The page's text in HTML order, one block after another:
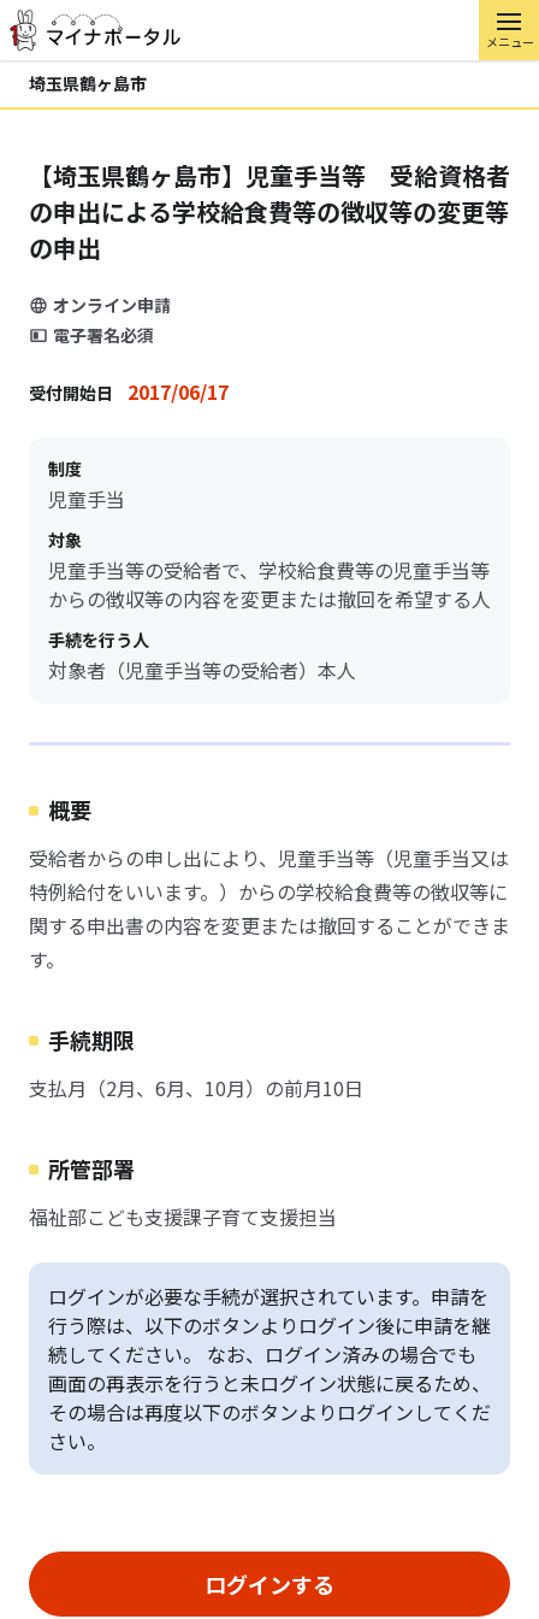
メニュー
埼玉県鶴ヶ島市
【埼玉県鶴ヶ島市】児童手当等 受給資格者
の申出による学校給食費等の徴収等の変更等
の申出
オンライン申請
電子署名必須
受付開始日 2017/06/17
制度
児童手当
対象
児童手当等の受給者で、学校給食費等の児童手当等
からの徴収等の内容を変更または撤回を希望する人
手続を行う人
対象者（児童手当等の受給者）本人
概要
受給者からの申し出により、児童手当等（児童手当又は
特例給付をいいます。）からの学校給食費等の徴収等に
関する申出書の内容を変更または撤回することができま
す。
手続期限
支払月（2月、6月、10月）の前月10日
所管部署
福祉部こども支援課子育て支援担当
ログインが必要な手続が選択されています。申請を
行う際は、以下のボタンよりログイン後に申請を継
続してください。 なお、ログイン済みの場合でも
画面の再表示を行うと未ログイン状態に戻るため、
その場合は再度以下のボタンよりログインしてくだ
さい。